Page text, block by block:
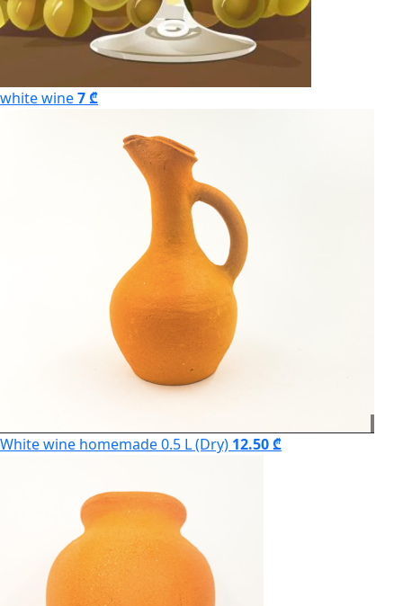
white wine7 ₾
White wine homemade 0.5 L (Dry) 12.50 ₾